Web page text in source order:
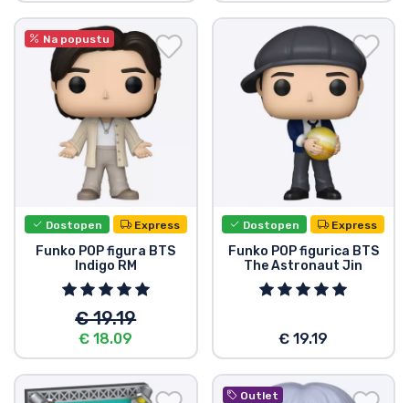
Na popustu
Dostopen Express
Funko POP figura BTS
Indigo RM
€ 19.19
€ 18.09
Dostopen Express
Funko POP figurica BTS
The Astronaut Jin
€ 19.19
Outlet
Športne izdelki
Glasbene izdelki
Vrste izdelkov
Blagovne znamke